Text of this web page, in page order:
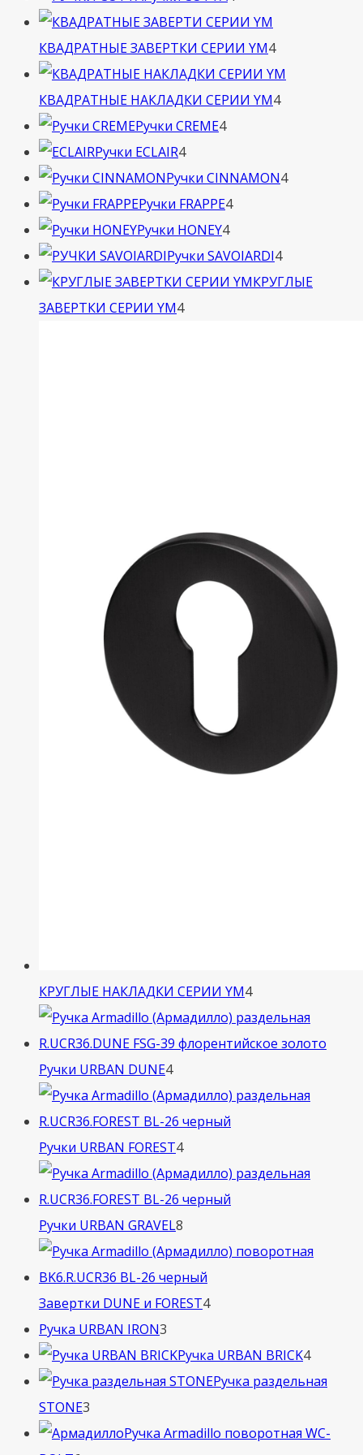
товара
КВАДРАТНЫЕ ЗАВЕРТКИ СЕРИИ YM44
товара
КВАДРАТНЫЕ НАКЛАДКИ СЕРИИ YM44
Ручки CREME44
Ручки ECLAIR44
товара
Ручки CINNAMON44
Ручки FRAPPE44
Ручки HONEY44
товара
Ручки SAVOIARDI44
товара
КРУГЛЫЕ
ЗАВЕРТКИ СЕРИИ YM44
КРУГЛЫЕ НАКЛАДКИ СЕРИИ YM44
товара
Ручки URBAN DUNE44
товара
Ручки URBAN FOREST44
товара
Ручки URBAN GRAVEL8
товаров
Завертки DUNE и FOREST44
Ручка URBAN IRON3
товара
Ручка URBAN BRICK44
товара
Ручка раздельная
STONE3
товараРучка Armadillo поворотная WC-